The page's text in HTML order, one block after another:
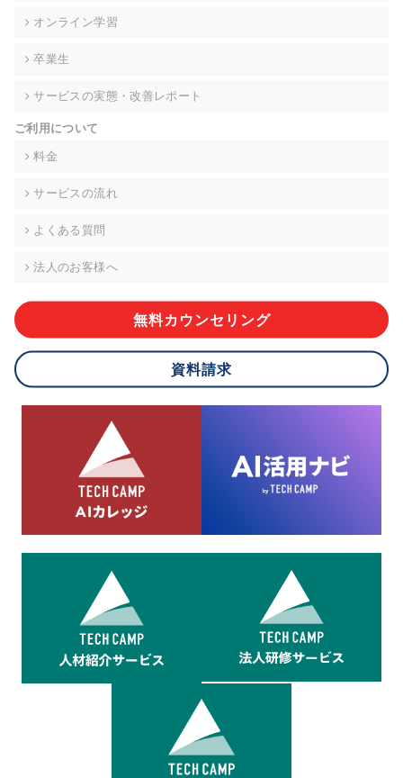
個人情報の開示等(利用目的の通知、開示、内容の訂正・追加・
て、下記の当社問合わせ窓口に申し出ることができます。その
的な期間内に対応いたします。ただし、申請が本人確認が不可
により、ご希望に添えない場合があります。 なお、アクセスロ
グなどの個人情報以外の情報については、原則として開示等は
株式会社div 個人情報問合せ窓口
メールアドレス:privacy_policy@di-v.co.jp
ご本人様が当社に個人情報を提供されるかどうかは任意による
応ができない場合があります。
8.cookieにより取得・分析した情報とその利用について
当社は第三者が運営するデータ・マネジメント・プラットフォ
ームからcookieにより収集されたウェブの閲覧機歴及びその分
析結果を取得し、これをお客様の個人データと結びつけた上
で、広告配信等の目的で利用いたします。
オンライン学習
卒業生
サービスの実態・改善レポート
ご利用について
料金
サービスの流れ
よくある質問
法人のお客様へ
無料カウンセリング
資料請求